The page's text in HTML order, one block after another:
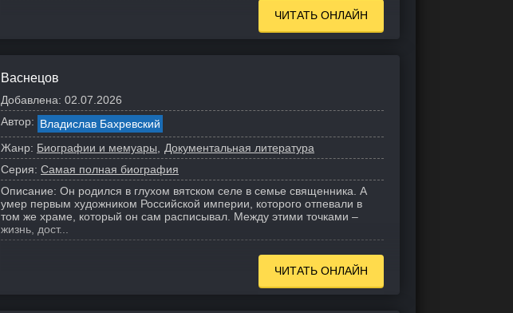
ЧИТАТЬ ОНЛАЙН
Васнецов
Добавлена: 02.07.2026
Автор: Владислав Бахревский
Жанр: Биографии и мемуары
Документальная литература
Серия: Самая полная биография
Описание: Он родился в глухом вятском селе в семье священника. А
умер первым художником Российской империи, которого отпевали в
том же храме, который он сам расписывал. Между этими точками –
жизнь, дост...
ЧИТАТЬ ОНЛАЙН